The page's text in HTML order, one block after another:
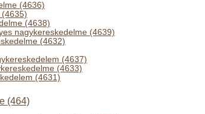
(4636)
(4635)
(4638)
nagykereskedelme (4639)
(4632)
(4637)
(4633)
(4631)
(464)